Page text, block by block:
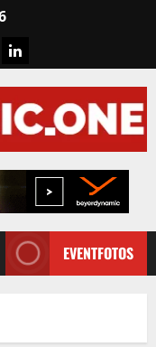
LinkedIN
EVENTFOTOS